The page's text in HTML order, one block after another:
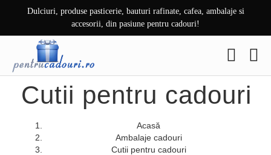
Dulciuri, produse pasticerie, bauturi rafinate, cafea, ambalaje si
accesorii, din pasiune pentru cadouri!
Cutii pentru cadouri
Acasă
Ambalaje cadouri
Cutii pentru cadouri